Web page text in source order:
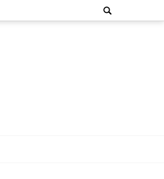
Search
for: